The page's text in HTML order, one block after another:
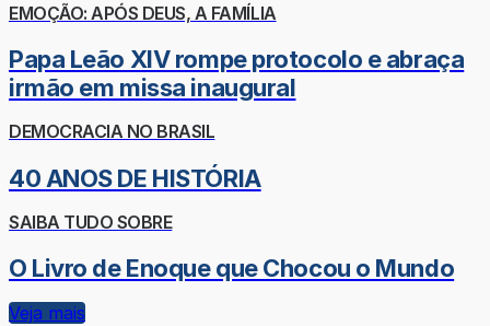
EMOÇÃO: APÓS DEUS, A FAMÍLIA
Papa Leão XIV rompe protocolo e abraça
irmão em missa inaugural
DEMOCRACIA NO BRASIL
40 ANOS DE HISTÓRIA
SAIBA TUDO SOBRE
O Livro de Enoque que Chocou o Mundo
Veja mais